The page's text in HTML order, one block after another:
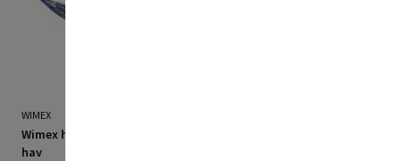
WIMEX
Wimex hængekøje Alvilde
hav